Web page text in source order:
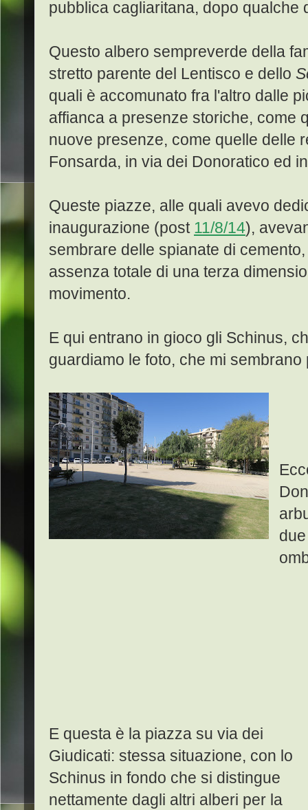
pubblica cagliaritana, dopo qualche
Questo albero sempreverde della
stretto parente del Lentisco e dello
quali è accomunato fra l'altro dalle
affianca a presenze storiche, come
nuove presenze, come quelle delle
Fonsarda, in via dei Donoratico ed
Queste piazze, alle quali avevo
inaugurazione (post 11/8/14),
sembrare delle spianate di
assenza totale di una terza
movimento.
E qui entrano in gioco gli Schinus,
guardiamo le foto, che mi
E questa è la piazza su via dei
Giudicati: stessa situazione, con lo
Schinus in fondo che si distingue
nettamente dagli altri alberi per la